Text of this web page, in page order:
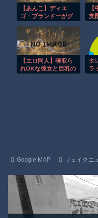
まだ墓石があるだけマシ
【動画】新型のさすまた
【話題】河内長野市で警
【謎】広島県が頑なに「
【あんこ】ディエ
ゴ・ブランドーがグ
わらせるようです
【FGO二部】 第161
話 僕は一体なにをし
ているんだろう……
支
【エロ同人】寝取ら
れOKな彼女と巨乳の
タ
ラ
Google MAP フェイクニ